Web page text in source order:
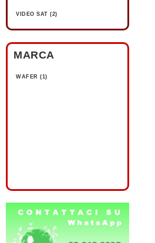
VIDEO SAT (2)
MARCA
WAFER (1)